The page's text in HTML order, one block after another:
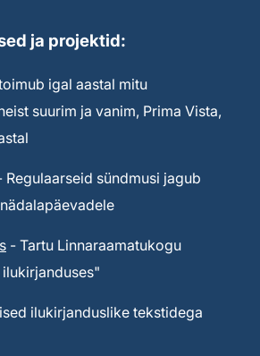
ja projektid:
igal aastal mitu
suurim ja vanim, Prima Vista,
Regulaarseid sündmusi jagub
- Tartu Linnaraamatukogu
ilukirjanduslike tekstidega